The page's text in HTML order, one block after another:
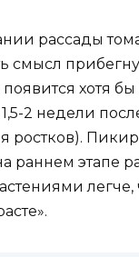
рассады
смысл
хотя
2 недели
ростков).
раннем этапе
легче,